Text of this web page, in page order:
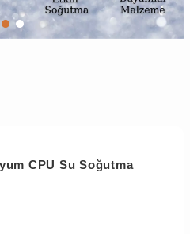
CPU Su Soğutma